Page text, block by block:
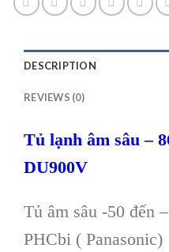
DESCRIPTION
REVIEWS (0)
Tủ lạnh âm sâu –
DU900V
Tủ âm sâu -50 đến
PHCbi ( Panasonic)